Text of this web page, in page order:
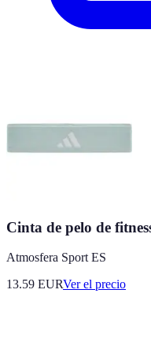
Cinta de pelo de
Atmosfera Sport ES
13.59 EURVer el precio